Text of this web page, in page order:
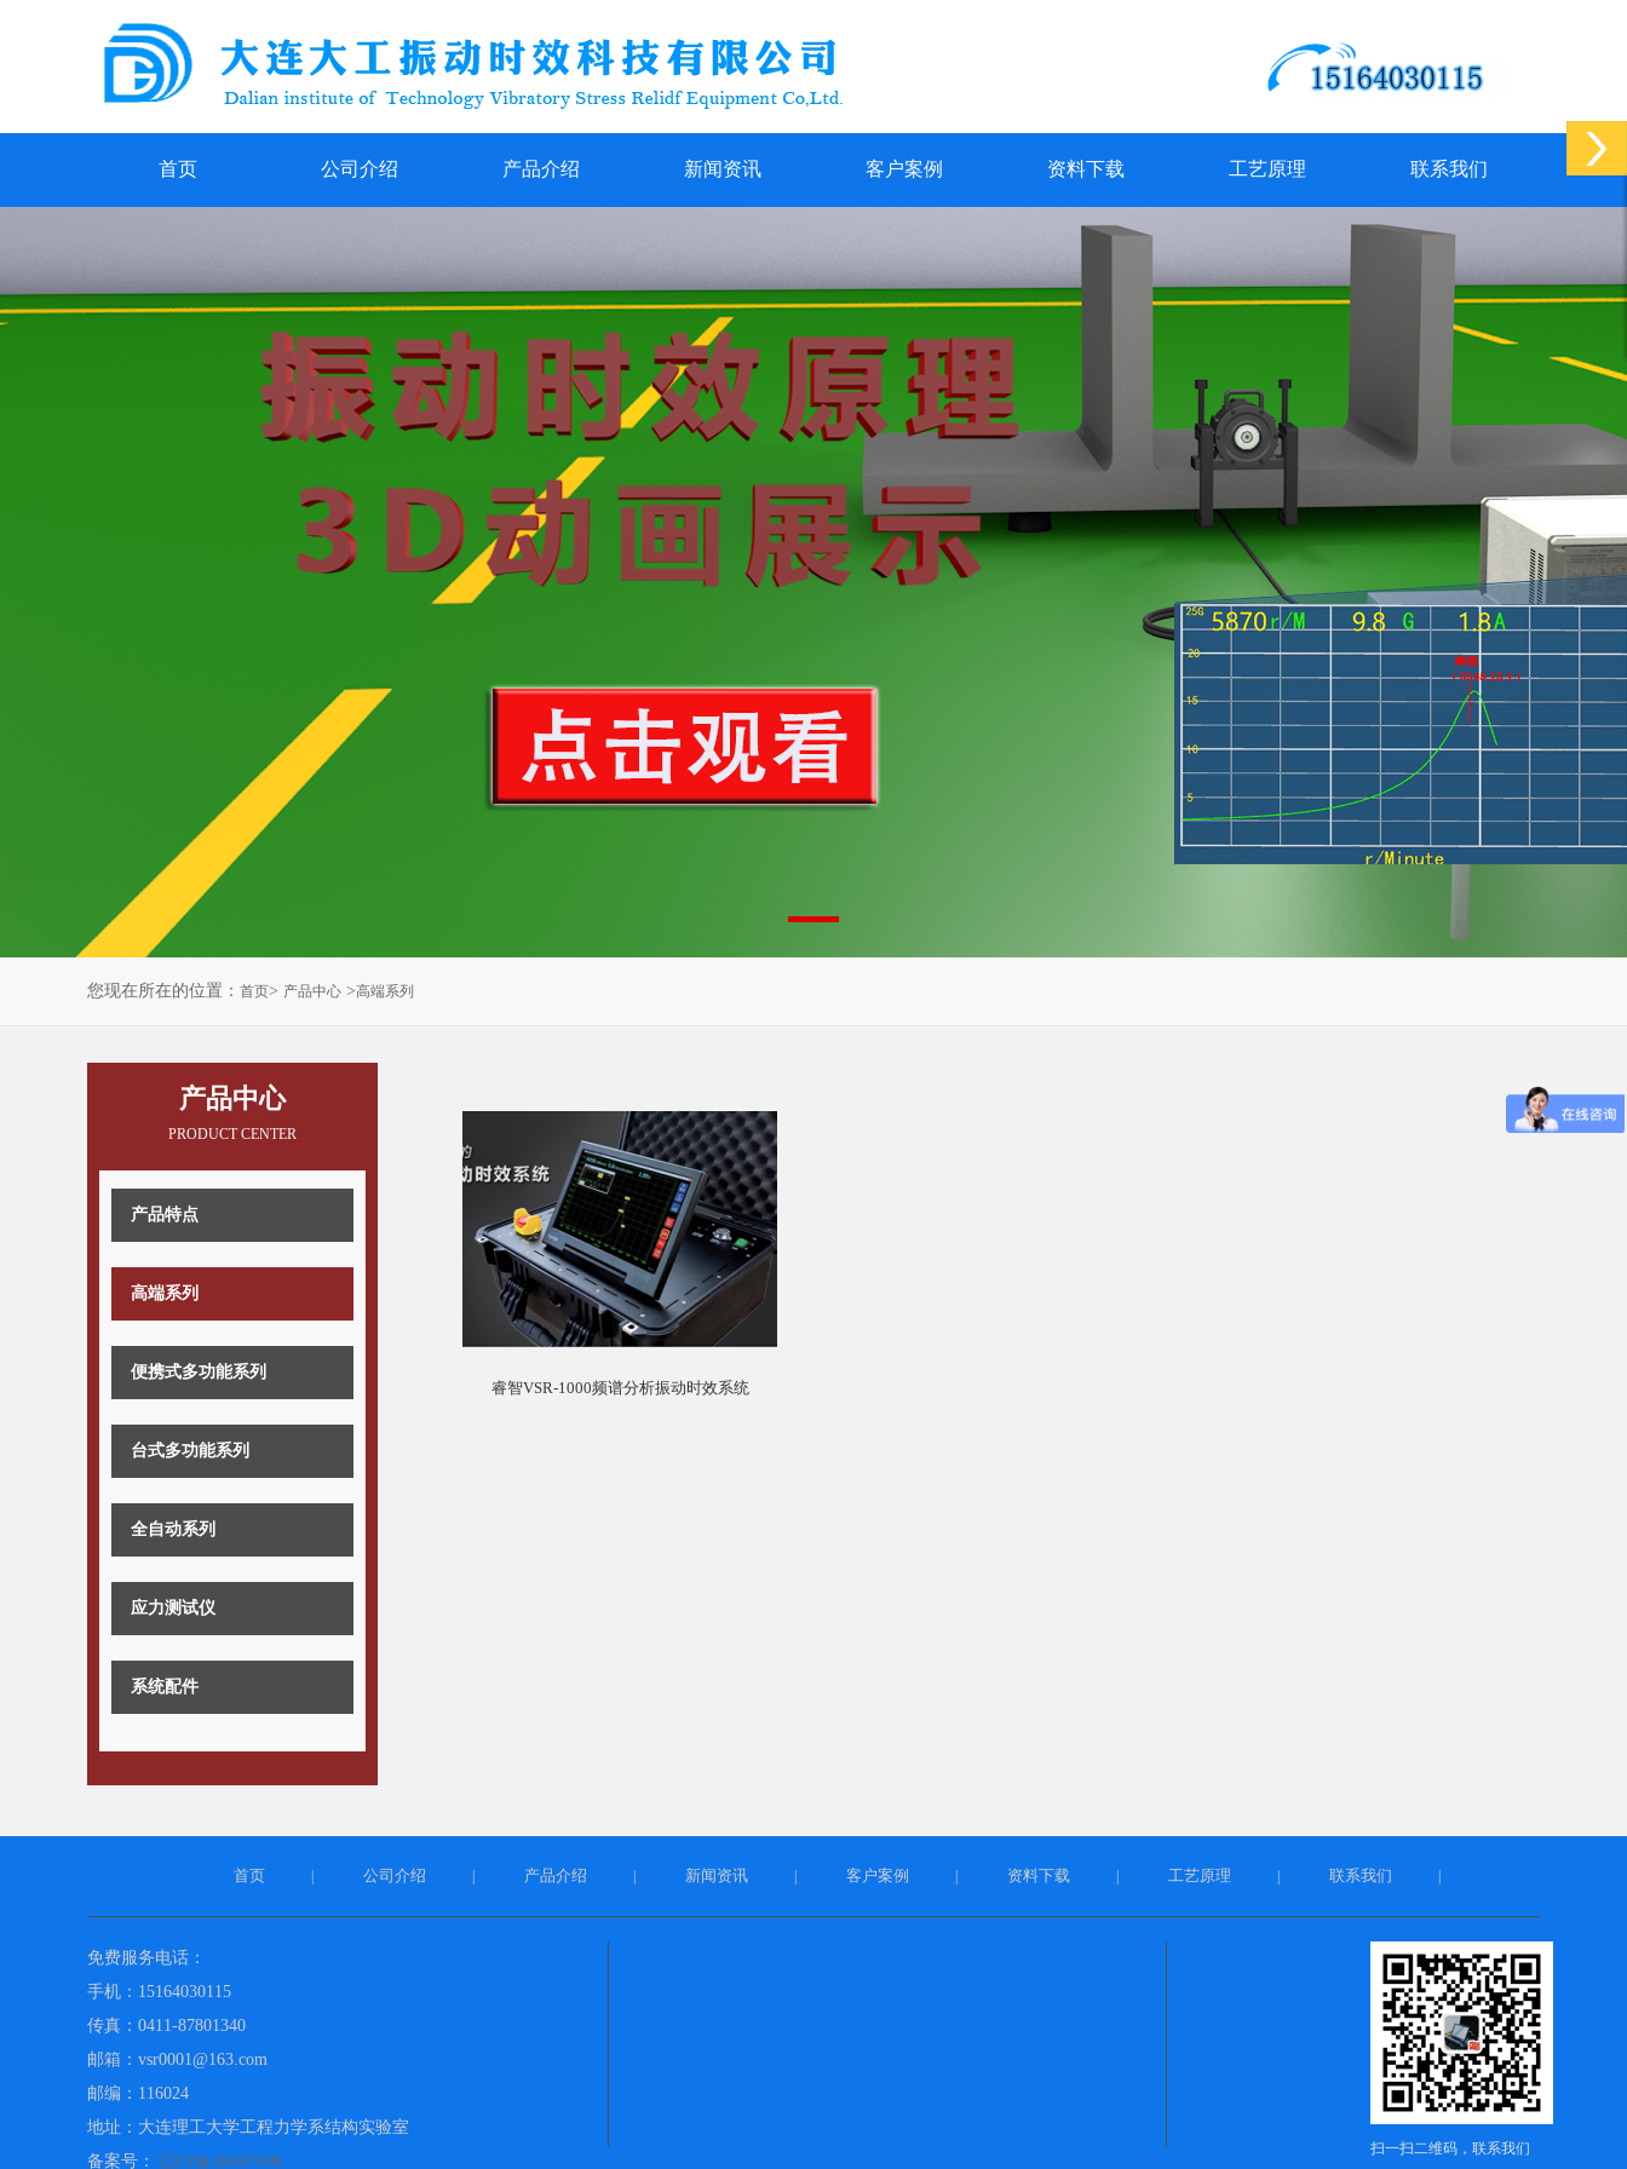
首页 公司介绍 产品介绍 新闻资讯 客户案例 资料下载 工艺原理 联系我们
您现在所在的位置： 首页> 产品中心 >高端系列
产品中心
PRODUCT CENTER
产品特点
高端系列
便携式多功能系列
台式多功能系列
全自动系列
应力测试仪
系统配件
睿智VSR-1000频谱分析振动时效系统
首页 公司介绍 产品介绍 新闻资讯 客户案例 资料下载 工艺原理 联系我们
免费服务电话：
手机：15164030115
传真：0411-87801340
邮箱：vsr0001@163.com
邮编：116024
地址：大连理工大学工程力学系结构实验室
备案号：
辽ICP备10010710号
扫一扫二维码，联系我们